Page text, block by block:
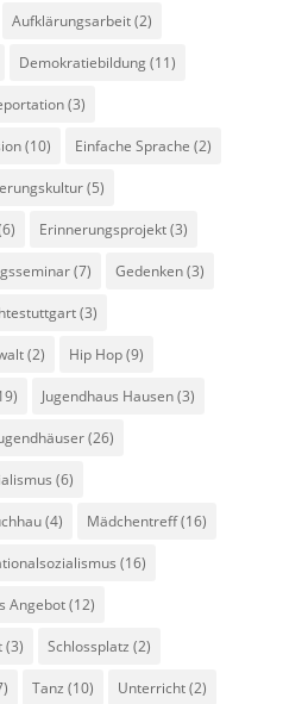
Aufklärungsarbeit(2)
Demokratiebildung(11)
(3)
(10) Einfache Sprache (2)
(5)
Erinnerungsprojekt(3)
(7) Gedenken(3)
(3)
(2) Hip Hop(9)
Jugendhaus Hausen(3)
(26)
(6)
(4) Mädchentreff(16)
(16)
Angebot(12)
(3) Schlossplatz (2)
Tanz (10) Unterricht(2)